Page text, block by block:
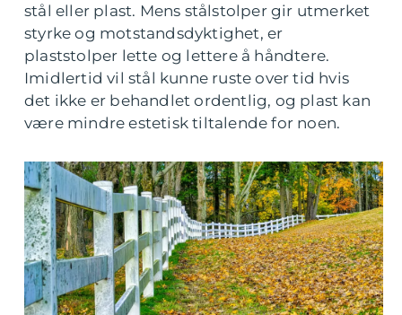
stål eller plast. Mens stålstolper gir utmerket
styrke og motstandsdyktighet, er
plaststolper lette og lettere å håndtere.
Imidlertid vil stål kunne ruste over tid hvis
det ikke er behandlet ordentlig, og plast kan
være mindre estetisk tiltalende for noen.